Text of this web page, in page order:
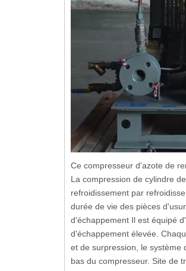
Ce compresseur d'azote de
La compression de cylindre
refroidissement par
durée de vie des pièces
d'échappement Il est équipé
d'échappement élevée.
et de surpression, le système
bas du compresseur. Site de